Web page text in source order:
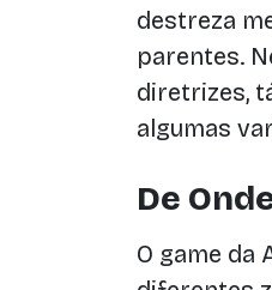
destreza
parentes.
diretrizes,
algumas
De
O game da